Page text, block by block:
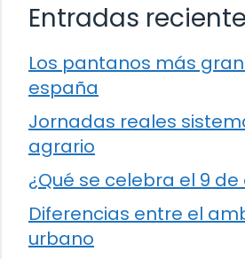
Entradas
Los pantanos más
españa
Jornadas reales
agrario
¿Qué se celebra el 9
Diferencias entre el
urbano